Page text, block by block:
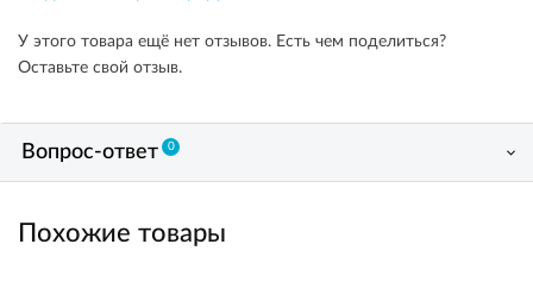
У этого товара ещё нет отзывов. Есть чем поделиться?
Оставьте свой отзыв.
Вопрос-ответ 0
Похожие товары